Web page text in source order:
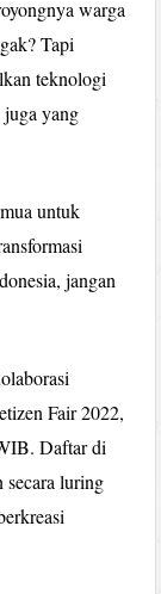
warga
Tapi
teknologi
yang
untuk
jangan
Fair 2022,
Daftar di
secara luring